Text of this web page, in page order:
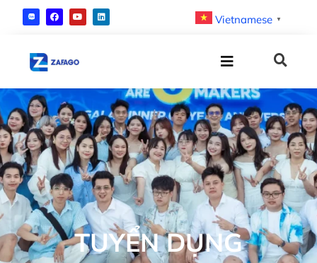
Vietnamese ▼
TUYỂN DỤNG